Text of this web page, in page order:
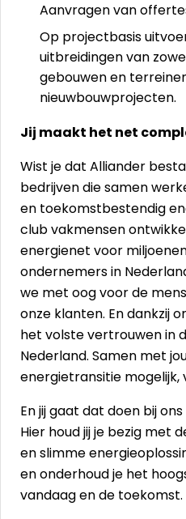
Aanvragen van
Op projectbasis
uitbreidingen van
gebouwen en
nieuwbouwprojecten.
Jij maakt het net
Wist je dat Alliander
bedrijven die samen
en toekomstbestendig
club vakmensen
energienet voor
ondernemers in
we met oog voor de
onze klanten. En dankzij
het volste vertrouwen in
Nederland. Samen met
energietransitie
En jij gaat dat doen bij
Hier houd jij je bezig met
en slimme
en onderhoud je het
vandaag en de toekomst.